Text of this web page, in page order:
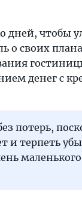
дней, чтобы
о своих
денег с
потерь,
и терпеть
маленького